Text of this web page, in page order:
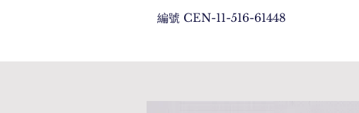
編號 CEN-11-516-61448